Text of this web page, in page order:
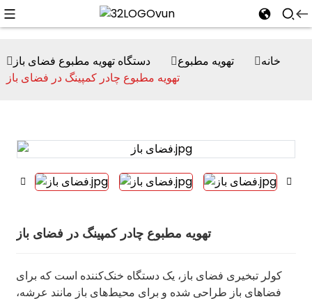
خانه تهویه مطبوع
دستگاه تهویه مطبوع فضای باز
تهویه مطبوع چادر کمپینگ در فضای باز
تهویه مطبوع چادر کمپینگ در فضای باز
کولر تبخیری فضای باز، یک دستگاه خنک‌کننده است که برای
فضاهای باز طراحی شده و برای محیط‌های باز مانند عرشه،